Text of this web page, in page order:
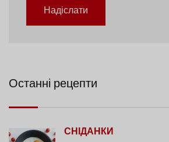
Надіслати
Останні рецепти
СНІДАНКИ